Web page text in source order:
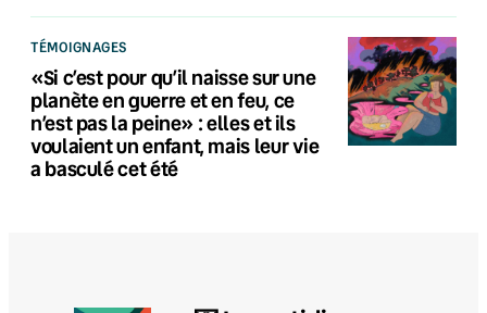
TÉMOIGNAGES
«Si c’est pour qu’il naisse sur une
planète en guerre et en feu, ce
n’est pas la peine» : elles et ils
voulaient un enfant, mais leur vie
a basculé cet été